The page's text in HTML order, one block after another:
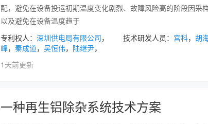
配，避免在设备投运初期温度变化剧烈、故障风险高的阶段因采
以及避免在设备温度趋于
专利权人： 深圳供电局有限公司， 技术研发人员： 宫科， 胡
峰， 秦成道， 吴恒伟， 陆继尹，
1天前更新
一种再生铝除杂系统技术方案